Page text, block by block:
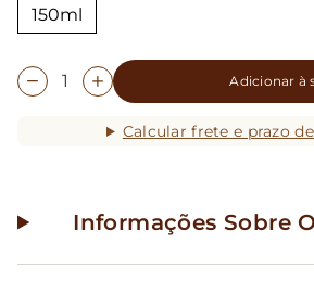
150ml
Adicionar à
Calcular frete e prazo
Informações Sobre